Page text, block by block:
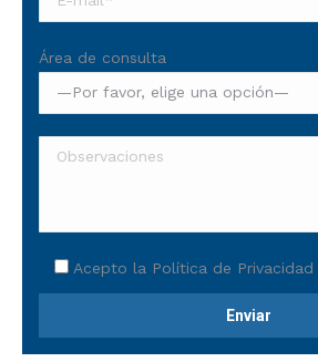
Área de consulta
Acepto la Política de Privacidad